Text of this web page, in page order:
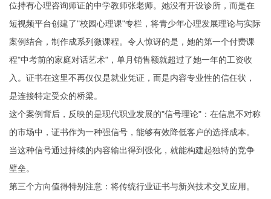
位持有心理咨询师证的中学教师张老师。她没有开设诊所，而是在
短视频平台创建了"校园心理课"专栏，将青少年心理发展理论与实际
案例结合，制作成系列微课程。令人惊讶的是，她的第一个付费课
程"中考前的家庭对话艺术"，单月销售额就超过了她一年的工资收
入。证书在这里不再仅仅是就业凭证，而是内容专业性的信任状，
是连接特定受众的桥梁。
这个案例背后，反映的是现代职业发展的"信号理论"：在信息不对称
的市场中，证书作为一种强信号，能够有效降低客户的选择成本。
当这种信号通过持续的内容输出得到强化，就能构建起独特的竞争
壁垒。
第三个方向值得特别注意：将传统行业证书与新兴技术交叉应用。